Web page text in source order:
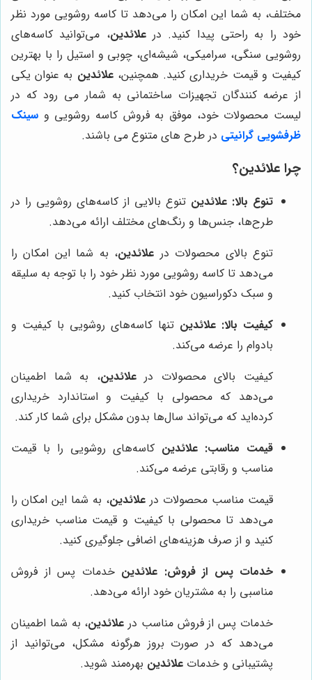
مختلف، به شما این امکان را می‌دهد تا کاسه روشویی مورد نظر
خود را به راحتی پیدا کنید. درعلائدین، می‌توانید کاسه‌های
روشویی سنگی، سرامیکی، شیشه‌ای، چوبی و استیل را با بهترین
کیفیت و قیمت خریداری کنید. همچنین،علائدین به عنوان یکی
از عرضه کنندگان تجهیزات ساختمانی به شمار می رود که در
لیست محصولات خود، موفق به فروش کاسه روشویی و سینک
ظرفشویی گرانیتی در طرح های متنوع می باشند.
چرا علائدین؟
تنوع بالا: علائدین تنوع بالایی از کاسه‌های روشویی را در
طرح‌ها، جنس‌ها و رنگ‌های مختلف ارائه می‌دهد.
تنوع بالای محصولات در علائدین، به شما این امکان را
می‌دهد تا کاسه روشویی مورد نظر خود را با توجه به سلیقه
و سبک دکوراسیون خود انتخاب کنید.
کیفیت بالا: علائدین تنها کاسه‌های روشویی با کیفیت و
بادوام را عرضه می‌کند.
کیفیت بالای محصولات درعلائدین، به شما اطمینان
می‌دهد که محصولی با کیفیت و استاندارد خریداری
کرده‌اید که می‌تواند سال‌ها بدون مشکل برای شما کار کند.
قیمت مناسب: علائدین کاسه‌های روشویی را با قیمت
مناسب و رقابتی عرضه می‌کند.
قیمت مناسب محصولات در علائدین، به شما این امکان را
می‌دهد تا محصولی با کیفیت و قیمت مناسب خریداری
کنید و از صرف هزینه‌های اضافی جلوگیری کنید.
خدمات پس از فروش: علائدین خدمات پس از فروش
مناسبی را به مشتریان خود ارائه می‌دهد.
خدمات پس از فروش مناسب در علائدین، به شما اطمینان
می‌دهد که در صورت بروز هرگونه مشکل، می‌توانید از
پشتیبانی و خدمات علائدین بهره‌مند شوید.